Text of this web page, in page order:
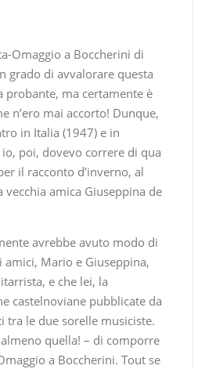
Omaggio a Boccherini di
grado di avvalorare questa
probante, ma certamente è
n’ero mai accorto! Dunque,
in Italia (1947) e in
poi, dovevo correre di qua
il racconto d’inverno, al
amica Giuseppina de
avrebbe avuto modo di
amici, Mario e Giuseppina,
e che lei, la
castelnoviane pubblicate da
le due sorelle musiciste.
quella! – di comporre
a Boccherini. Tout se